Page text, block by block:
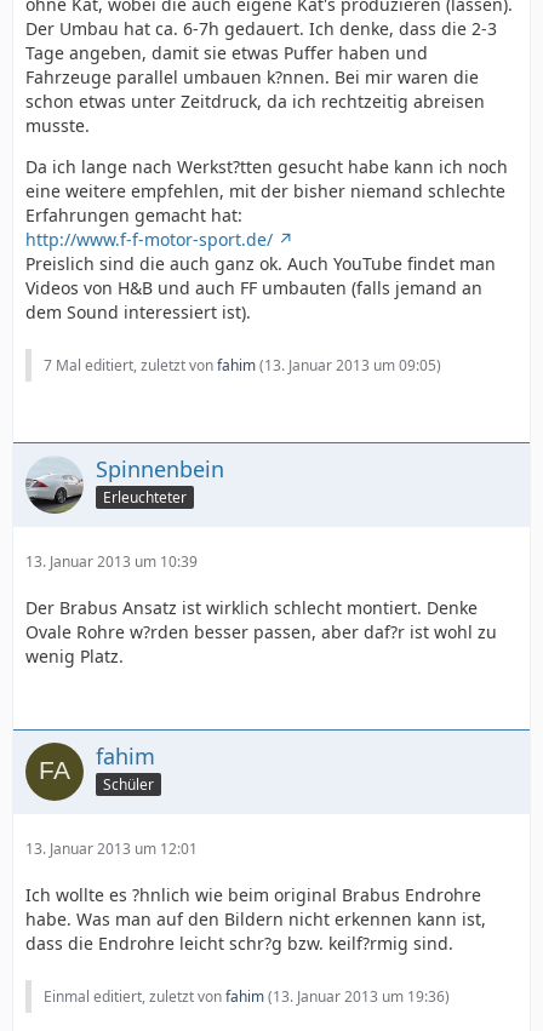
Der Umbau hat ca. 6-7h gedauert. Ich denke, dass die 2-3
Tage angeben, damit sie etwas Puffer haben und
Fahrzeuge parallel umbauen k?nnen. Bei mir waren die
schon etwas unter Zeitdruck, da ich rechtzeitig abreisen
musste.
Da ich lange nach Werkst?tten gesucht habe kann ich noch
eine weitere empfehlen, mit der bisher niemand schlechte
Erfahrungen gemacht hat:
http://www.f-f-motor-sport.de/
Preislich sind die auch ganz ok. Auch YouTube findet man
Videos von H&B und auch FF umbauten (falls jemand an
dem Sound interessiert ist).
7 Mal editiert, zuletzt vonfahim(13. Januar 2013 um 09:05)
Spinnenbein
Erleuchteter
13. Januar 2013 um 10:39
Der Brabus Ansatz ist wirklich schlecht montiert. Denke
Ovale Rohre w?rden besser passen, aber daf?r ist wohl zu
wenig Platz.
fahim
Schüler
13. Januar 2013 um 12:01
Ich wollte es ?hnlich wie beim original Brabus Endrohre
habe. Was man auf den Bildern nicht erkennen kann ist,
dass die Endrohre leicht schr?g bzw. keilf?rmig sind.
Einmal editiert, zuletzt vonfahim(13. Januar 2013 um 19:36)